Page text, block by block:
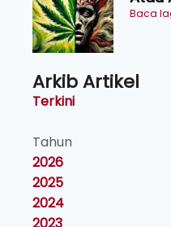
Baca
Arkib Artikel
Terkini
Tahun
2026
2025
2024